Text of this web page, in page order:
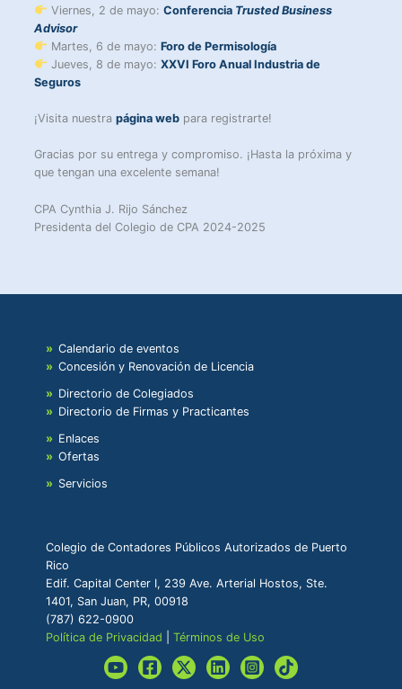
Viernes, 2 de mayo: Conferencia Trusted Business
Advisor
Martes, 6 de mayo: Foro de Permisología
Jueves, 8 de mayo: XXVI Foro Anual Industria de
Seguros
¡Visita nuestrapágina web para registrarte!
Gracias por su entrega y compromiso. ¡Hasta la próxima y
que tengan una excelente semana!
CPA Cynthia J. Rijo Sánchez
Presidenta del Colegio de CPA 2024-2025
Calendario de eventos
Concesión y Renovación de Licencia
Directorio de Colegiados
Directorio de Firmas y Practicantes
Enlaces
Ofertas
Servicios
Colegio de Contadores Públicos Autorizados de Puerto
Rico
Edif. Capital Center I, 239 Ave. Arterial Hostos, Ste.
1401, San Juan, PR, 00918
(787) 622-0900
Política de Privacidad |Términos de Uso